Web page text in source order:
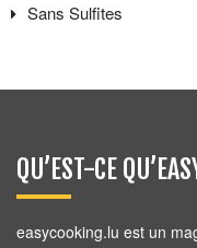
Sans Sulfites
QU’EST-CE
easycooking.lu est un